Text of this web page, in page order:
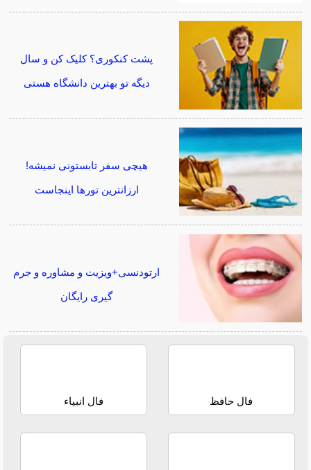
پشت کنکوری؟ کلیک کن و سال
دیگه تو بهترین دانشگاه هستی
هیچی سفر تابستونی نمیشه!
ارزانترین تورها اینجاست
ارتودنسی+ویزیت و مشاوره و جرم
گیری رایگان
فال حافظ فال انبیاء